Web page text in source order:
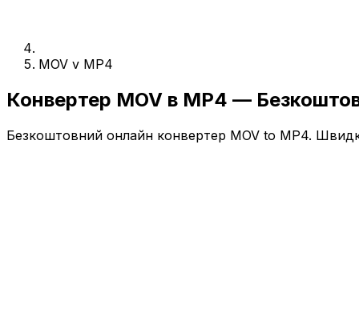
MOV v MP4
Конвертер MOV в MP4 —
Безкоштовний онлайн конвертер MOV to MP4.